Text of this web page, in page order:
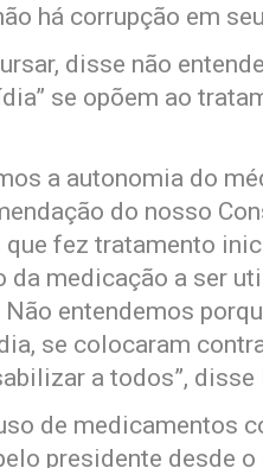
há corrupção em
disse não
se opõem ao
a autonomia do
do nosso
fez tratamento
medicação a ser
Não entendemos
se colocaram
a todos”, disse
de medicamentos
presidente desde o